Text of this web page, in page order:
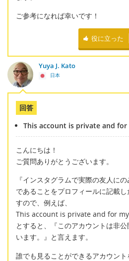
ご参考になれば幸いです！
役に立った
Yuya J. Kato
日本
回答
This account is private and
こんにちは！
ご質問ありがとうございます。
『インスタグラムで実際の友人に
であることをプロフィールに記載
すので、例えば、
This account is private and for
とすると、『このアカウントは非
います。』と言えます。
誰でも見ることができるアカウン